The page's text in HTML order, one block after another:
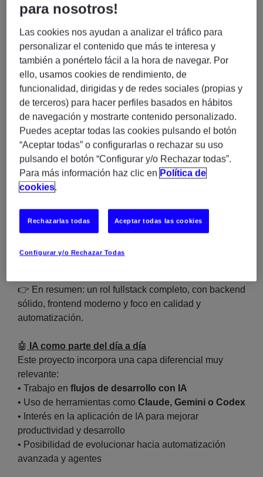
Aquí no vienes solo a programar: formarás parte de un
to-end con tecnologías modernas.
• Desarrollo de aplicaciones fullstack conJava y
frameworks frontend actuales
• Construcción y evolución de backend con
25, Spring Framework y Hibernate
• Desarrollo frontend conAngularJS / Angular 15,
React, Node.js, HTML5 y JavaScript
• Gestión y optimización de bases de datos en MySQL
• Implementación de testing conJUnit, TDD y testing
automatizado
• Uso de herramientas de calidad de código
comoSonarQube
despliegue continuo (
CI/CD)
• Trabajo en equipo con herramientas comoJira y
👉 En resumen: un rol fullstack completo, con backend
sólido, frontend moderno y foco en calidad y
automatización.
🤖
IA como parte del día a día
Este proyecto incorpora una capa diferencial muy
relevante:
• Trabajo en flujos de desarrollo con IA
• Uso de herramientas como Claude, Gemini o Codex
• Interés en la aplicación de IA para mejorar
productividad y desarrollo
• Posibilidad de evolucionar hacia automatización
avanzada y agentes
para nosotros!
Las cookies nos ayudan a analizar el tráfico para
personalizar el contenido que más te interesa y
también a ponértelo fácil a la hora de navegar. Por
ello, usamos cookies de rendimiento, de
funcionalidad, dirigidas y de redes sociales (propias y
de terceros) para hacer perfiles basados en hábitos
de navegación y mostrarte contenido personalizado.
Puedes aceptar todas las cookies pulsando el botón
“Aceptar todas” o configurarlas o rechazar su uso
pulsando el botón “Configurar y/o Rechazar todas”.
Para más información haz clic en Política de
cookies.
Configurar y/o Rechazar Todas
Rechazarlas todas Aceptar todas las cookies